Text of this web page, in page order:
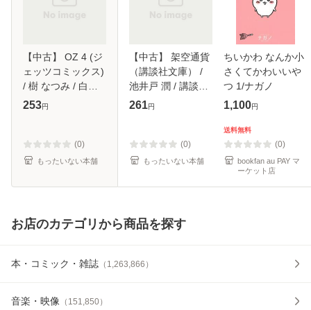
【中古】 OZ 4 (ジ
ェッツコミックス)
/ 樹 なつみ / 白泉
社 [ペーパーバッ
253円
(0)
もったいない本舗
【中古】 架空通貨
（講談社文庫） /
池井戸 潤 / 講談社
[文庫]【メール便送
261円
(0)
もったいない本舗
ちいかわ なんか小
さくてかわいいや
つ 1/ナガノ
1,100円
送料無料
(0)
bookfan au PAY マ
ーケット店
お店のカテゴリから商品を探す
本・コミック・雑誌 （ 1,263,866 ）
音楽・映像 （ 151,850）